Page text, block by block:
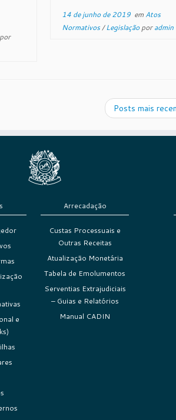
por
14 de junho de 2019em Atos
Normativos/Legislaçãoporadmin
Posts mais
e
Arrecadação
Custas Processuais e
Outras Receitas
Atualização Monetária
Tabela de Emolumentos
Serventias Extrajudiciais
– Guias e Relatórios
Manual CADIN